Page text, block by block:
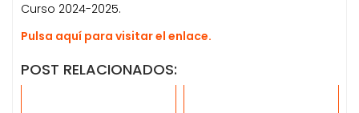
Curso 2024-2025.
Pulsa aquí para visitar el enlace.
POST RELACIONADOS: